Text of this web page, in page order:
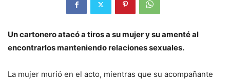
Un cartonero atacó a tiros a su mujer y su amenté al
encontrarlos manteniendo relaciones sexuales.
La mujer murió en el acto, mientras que su acompañante